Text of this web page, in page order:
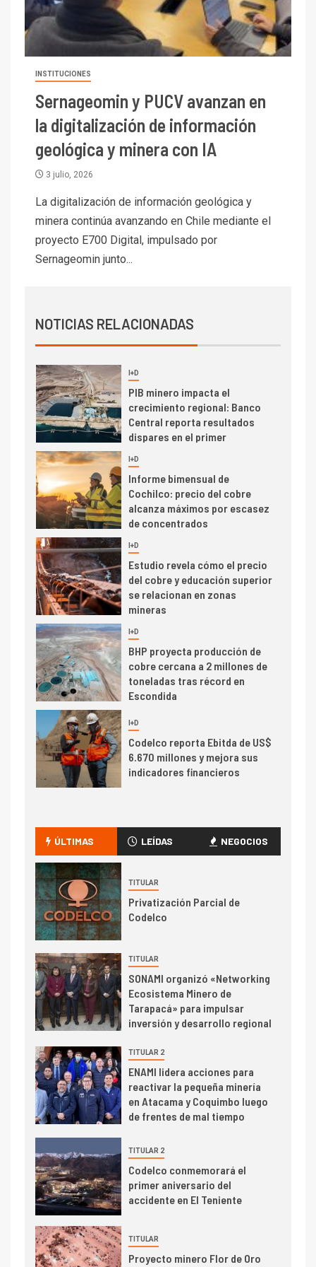
INSTITUCIONES
Sernageomin y PUCV avanzan en
la digitalización de información
geológica y minera con IA
3 julio, 2026
La digitalización de información geológica y
minera continúa avanzando en Chile mediante el
proyecto E700 Digital, impulsado por
Sernageomin junto...
NOTICIAS RELACIONADAS
mineras
I+D
BHP proyecta producción de
I+D
6.670 millones y mejora sus
1 I+D
Codelco Ventanas prueba
camión 100% eléctrico para
transportar cátodos al Puerto
de San Antonio
Producción minera en mayo de
2026 cae 10,6%
3 I+D
PIB minero impacta el
crecimiento regional: Banco
Central reporta resultados
dispares en el primer
4 I+D
Informe bimensual de
Cochilco: precio del cobre
alcanza máximos por escasez
de concentrados
5 I+D
Estudio revela cómo el precio
del cobre y educación superior
se relacionan en zonas
mineras
6 I+D
BHP proyecta producción de
cobre cercana a 2 millones de
toneladas tras récord en
Escondida
I+D
Codelco reporta Ebitda de US$
6.670 millones y mejora sus
indicadores financieros
camión 100% eléctrico para
transportar cátodos al Puerto
2
I+D
Producción minera en mayo de
3 I+D
PIB minero impacta el
crecimiento regional: Banco
Central reporta resultados
trimestre
4 I+D
Informe bimensual de
Cochilco: precio del cobre
alcanza máximos por escasez
5 I+D
Estudio revela cómo el precio
del cobre y educación superior
se relacionan en zonas
6 I+D
BHP proyecta producción de
ÚLTIMAS LEÍDAS NEGOCIOS
TITULAR
Privatización Parcial de
Codelco
TITULAR
SONAMI organizó «Networking
Ecosistema Minero de
Tarapacá» para impulsar
inversión y desarrollo regional
TITULAR 2
ENAMI lidera acciones para
reactivar la pequeña minería
en Atacama y Coquimbo luego
de frentes de mal tiempo
TITULAR 2
Codelco conmemorará el
primer aniversario del
accidente en El Teniente
TITULAR
Proyecto minero Flor de Oro